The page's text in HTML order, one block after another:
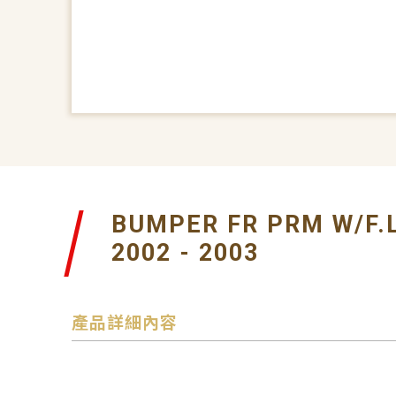
BUMPER FR PRM W/
2002 - 2003
產品詳細內容